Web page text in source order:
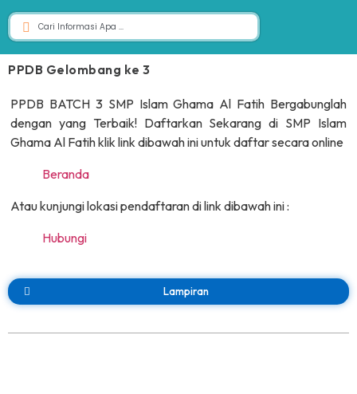
PPDB Gelombang ke 3
PPDB BATCH 3 SMP Islam Ghama Al Fatih Bergabunglah
dengan yang Terbaik! Daftarkan Sekarang di SMP Islam
Ghama Al Fatih klik link dibawah ini untuk daftar secara online
Beranda
Atau kunjungi lokasi pendaftaran di link dibawah ini :
Hubungi
Lampiran